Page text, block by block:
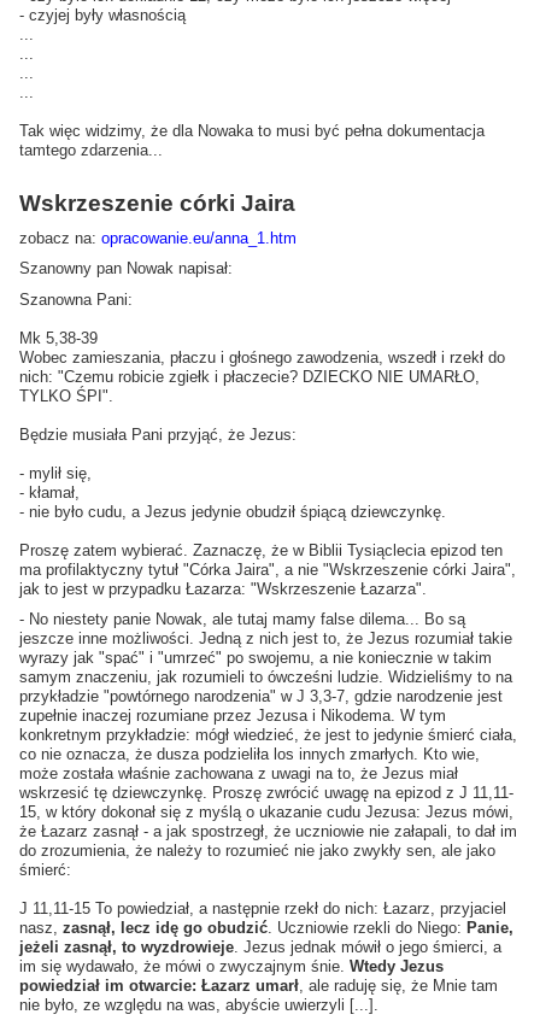
- czyjej były własnością
Tak więc widzimy, że dla Nowaka to musi być pełna dokumentacja
tamtego zdarzenia...
Wskrzeszenie córki Jaira
zobacz na:opracowanie.eu/anna_1.htm
Szanowny pan Nowak napisał:
Szanowna Pani:
Mk 5,38-39
Wobec zamieszania, płaczu i głośnego zawodzenia, wszedł i rzekł do
nich: "Czemu robicie zgiełk i płaczecie? DZIECKO NIE UMARŁO,
TYLKO ŚPI".
Będzie musiała Pani przyjąć, że Jezus:
- mylił się,
- kłamał,
- nie było cudu, a Jezus jedynie obudził śpiącą dziewczynkę.
Proszę zatem wybierać. Zaznaczę, że w Biblii Tysiąclecia epizod ten
ma profilaktyczny tytuł "Córka Jaira", a nie "Wskrzeszenie córki Jaira",
jak to jest w przypadku Łazarza: "Wskrzeszenie Łazarza".
- No niestety panie Nowak, ale tutaj mamy false dilema... Bo są
jeszcze inne możliwości. Jedną z nich jest to, że Jezus rozumiał takie
wyrazy jak "spać" i "umrzeć" po swojemu, a nie koniecznie w takim
samym znaczeniu, jak rozumieli to ówcześni ludzie. Widzieliśmy to na
przykładzie "powtórnego narodzenia" w J 3,3-7, gdzie narodzenie jest
zupełnie inaczej rozumiane przez Jezusa i Nikodema. W tym
konkretnym przykładzie: mógł wiedzieć, że jest to jedynie śmierć ciała,
co nie oznacza, że dusza podzieliła los innych zmarłych. Kto wie,
może została właśnie zachowana z uwagi na to, że Jezus miał
wskrzesić tę dziewczynkę. Proszę zwrócić uwagę na epizod z J 11,11-
15, w który dokonał się z myślą o ukazanie cudu Jezusa: Jezus mówi,
że Łazarz zasnął - a jak spostrzegł, że uczniowie nie załapali, to dał im
do zrozumienia, że należy to rozumieć nie jako zwykły sen, ale jako
śmierć:
J 11,11-15 To powiedział, a następnie rzekł do nich: Łazarz, przyjaciel
nasz,zasnął, lecz idę go obudzić . Uczniowie rzekli do Niego: Panie,
jeżeli zasnął, to wyzdrowieje . Jezus jednak mówił o jego śmierci, a
im się wydawało, że mówi o zwyczajnym śnie.Wtedy Jezus
powiedział im otwarcie: Łazarz umarł , ale raduję się, że Mnie tam
nie było, ze względu na was, abyście uwierzyli [...].